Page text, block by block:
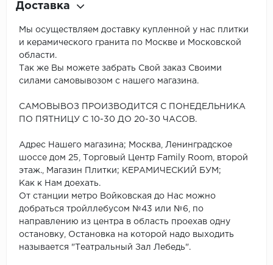
Доставка
Мы осуществляем доставку купленной у нас плитки
и керамического гранита по Москве и Московской
области.
Так же Вы можете забрать Свой заказ Своими
силами самовывозом с нашего магазина.
САМОВЫВОЗ ПРОИЗВОДИТСЯ С ПОНЕДЕЛЬНИКА
ПО ПЯТНИЦУ С 10-30 ДО 20-30 ЧАСОВ.
Адрес Нашего магазина; Москва, Ленинградское
шоссе дом 25, Торговый Центр Family Room, второй
этаж., Магазин Плитки; КЕРАМИЧЕСКИЙ БУМ;
Как к Нам доехать.
От станции метро Войковская до Нас можно
добраться тройллебусом №43 или №6, по
направлению из центра в область проехав одну
остановку, Остановка на которой надо выходить
называется "Театральный Зал Лебедь".